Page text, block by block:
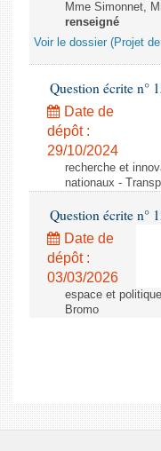
Mme Simonnet,
renseigné
Voir le dossier (Projet
Question écrite n°
Date de
dépôt :
29/10/2024
recherche et
nationaux -
Question écrite n°
Date de
dépôt :
03/03/2026
espace et
Bromo